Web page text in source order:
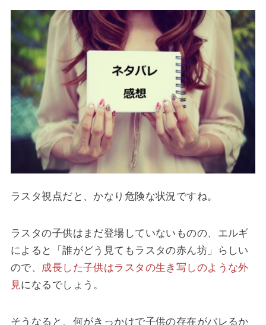
ラスタ視点だと、かなり危険な状況ですね。
ラスタの子供はまだ登場していないものの、エルギ
によると「誰がどう見てもラスタの赤ん坊」らしい
ので、 成長した子供はラスタの生き写しのような外
見になるでしょう。
そうなると、何がきっかけで子供の存在がバレるか